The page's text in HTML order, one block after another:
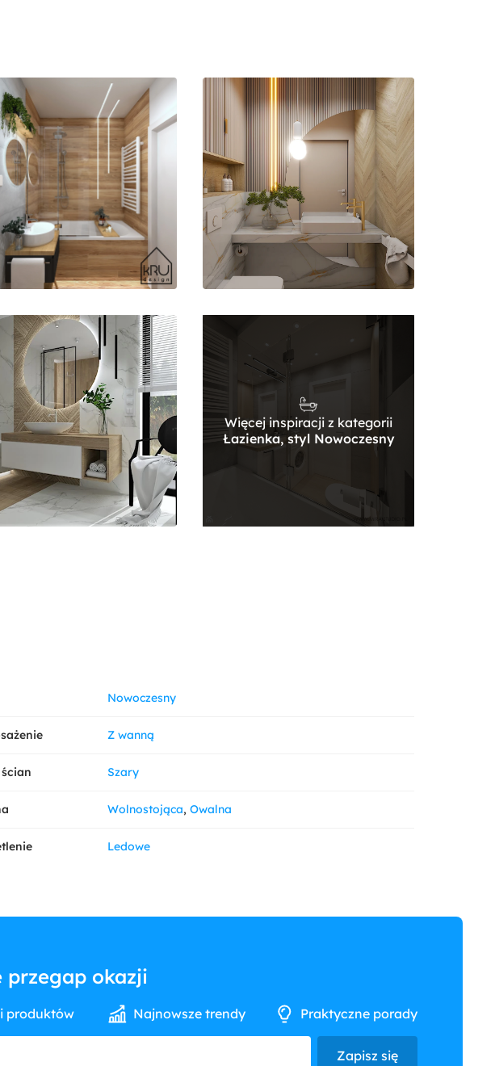
Więcej inspiracji z kategorii
Łazienka, styl Nowoczesny
Nowoczesny
Z wanną
Szary
Wolnostojąca Owalna
Ledowe
przegap okazji
produktów Najnowsze trendy Praktyczne porady
Zapisz się